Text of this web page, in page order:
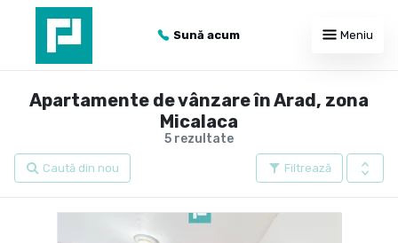
Sună acum Meniu
5 rezultate
Apartamente de vânzare în Arad, zona
Micalaca
Filtrează
Caută din nou